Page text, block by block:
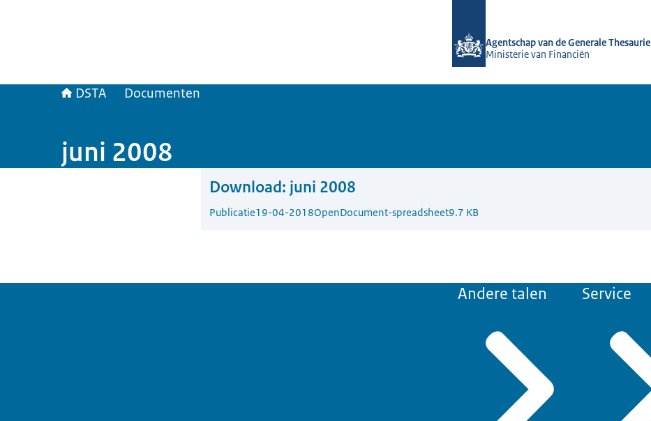
Agentschap van de Generale Thesaurie
Ministerie van Financiën
DSTA Documenten
juni 2008
Download: juni 2008
Publicatie19-04-2018OpenDocument-spreadsheet9.7 KB
Andere talen Service